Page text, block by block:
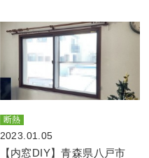
断熱
2023.01.05
【内窓DIY】青森県八戸市